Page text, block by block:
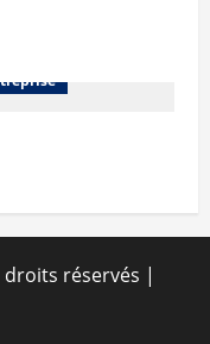
réservés |